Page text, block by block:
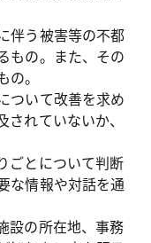
伴う被害等の不都
もの。また、その
。
ついて改善を求め
れていないか、
ごとについて判断
な情報や対話を通
設の所在地、事務